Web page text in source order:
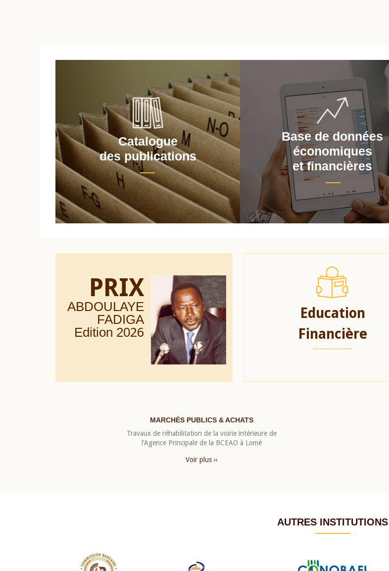
Catalogue
des publications
Base de données
économiques
et financières
PRIX
ABDOULAYE
FADIGA
Edition 2026
Education
Financière
MARCHÉS PUBLICS & ACHATS
Travaux de réhabilitation de la voirie intérieure de
l’Agence Principale de la BCEAO à Lomé
Voir plus ››
AUTRES INSTITUTIONS